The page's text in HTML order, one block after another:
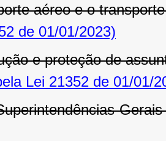
aéreo e o
de 01/01/2023)
e proteção de
Lei 21352 de 01/01/